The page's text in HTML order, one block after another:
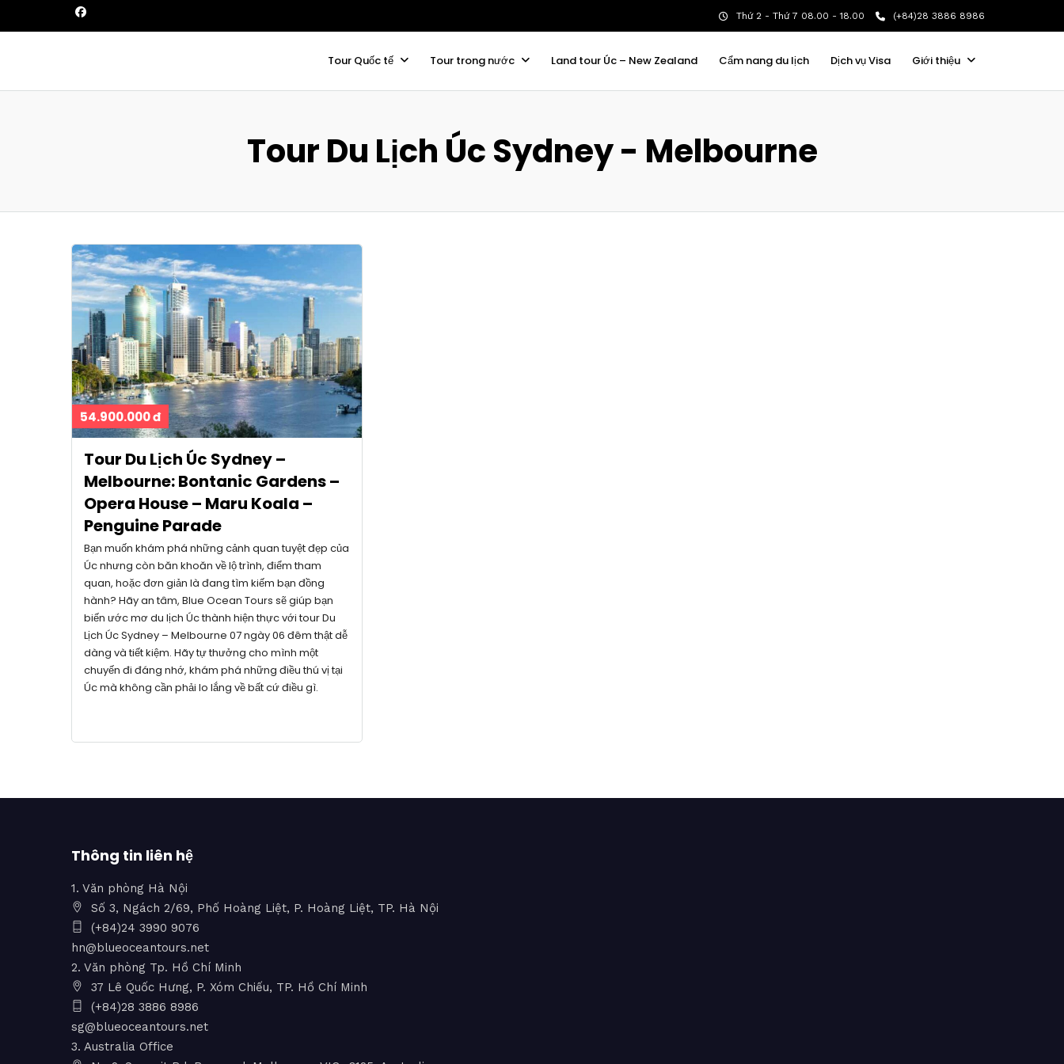
Thứ 2 - Thứ 7 08.00 - 18.00 (+84)28 3886 8986
Tour Quốc tế Tour trong nước Land tour Úc – New Zealand Cẩm nang du lịch Dịch vụ Visa Giới thiệu
Tour Du Lịch Úc Sydney - Melbourne
54.900.000 đ
Tour Du Lịch Úc Sydney –
Melbourne: Bontanic Gardens –
Opera House – Maru Koala –
Penguine Parade
Bạn muốn khám phá những cảnh quan tuyệt đẹp của
Úc nhưng còn băn khoăn về lộ trình, điểm tham
quan, hoặc đơn giản là đang tìm kiếm bạn đồng
hành? Hãy an tâm, Blue Ocean Tours sẽ giúp bạn
biến ước mơ du lịch Úc thành hiện thực với tour Du
Lịch Úc Sydney – Melbourne 07 ngày 06 đêm thật dễ
dàng và tiết kiệm. Hãy tự thưởng cho mình một
chuyến đi đáng nhớ, khám phá những điều thú vị tại
Úc mà không cần phải lo lắng về bất cứ điều gì.
Thông tin liên hệ
1. Văn phòng Hà Nội
Số 3, Ngách 2/69, Phố Hoàng Liệt, P. Hoàng Liệt, TP. Hà Nội
(+84)24 3990 9076
hn@blueoceantours.net
2. Văn phòng Tp. Hồ Chí Minh
37 Lê Quốc Hưng, P. Xóm Chiếu, TP. Hồ Chí Minh
(+84)28 3886 8986
sg@blueoceantours.net
3. Australia Office